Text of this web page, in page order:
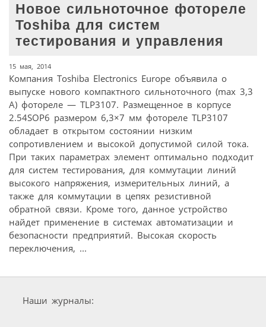
Новое сильноточное фотореле
Toshiba для систем
тестирования и управления
15 мая, 2014
Компания Toshiba Electronics Europe объявила о
выпуске нового компактного сильноточного (max 3,3
А) фотореле — TLP3107. Размещенное в корпусе
2.54SOP6 размером 6,3×7 мм фотореле TLP3107
обладает в открытом состоянии низким
сопротивлением и высокой допустимой силой тока.
При таких параметрах элемент оптимально подходит
для систем тестирования, для коммутации линий
высокого напряжения, измерительных линий, а
также для коммутации в цепях резистивной
обратной связи. Кроме того, данное устройство
найдет применение в системах автоматизации и
безопасности предприятий. Высокая скорость
переключения, ...
Наши журналы: